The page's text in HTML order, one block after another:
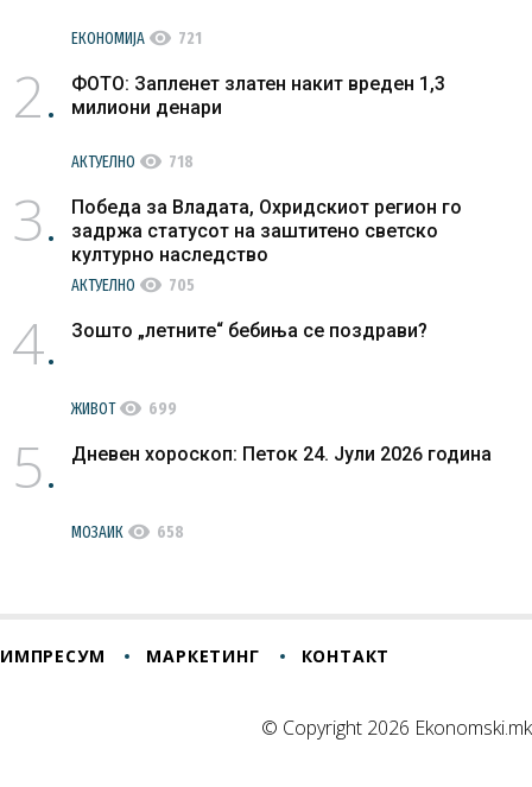
ЕКОНОМИЈА visibility 721
2
ФОТО: Запленет златен накит вреден 1,3
милиони денари
АКТУЕЛНО visibility 718
3
Победа за Владата, Охридскиот регион го
задржа статусот на заштитено светско
културно наследство
АКТУЕЛНО visibility 705
4 Зошто „летните“ бебиња се поздрави?
ЖИВОТvisibility 699
5 Дневен хороскоп: Петок 24. Јули 2026 година
МОЗАИК visibility 658
ИМПРЕСУМ МАРКЕТИНГ КОНТАКТ
© Copyright 2026 Ekonomski.mk